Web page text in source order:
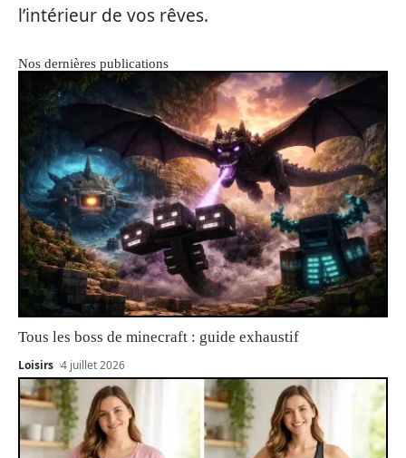
l’intérieur de vos rêves.
Nos dernières publications
Tous les boss de minecraft : guide exhaustif
Loisirs 4 juillet 2026